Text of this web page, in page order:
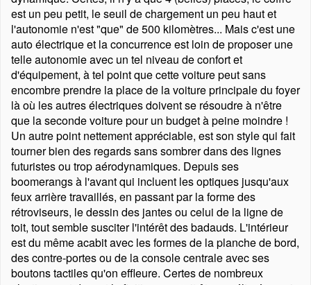
est un peu petit, le seuil de chargement un peu haut et
l'autonomie n'est que de 500 kilomètres... Mais c'est une
auto électrique et la concurrence est loin de proposer une
telle autonomie avec un tel niveau de confort et
d'équipement, à tel point que cette voiture peut sans
encombre prendre la place de la voiture principale du foyer
là où les autres électriques doivent se résoudre à n'être
que la seconde voiture pour un budget à peine moindre !
Un autre point nettement appréciable, est son style qui fait
tourner bien des regards sans sombrer dans des lignes
futuristes ou trop aérodynamiques. Depuis ses
boomerangs à l'avant qui incluent les optiques jusqu'aux
feux arrière travaillés, en passant par la forme des
rétroviseurs, le dessin des jantes ou celui de la ligne de
toit, tout semble susciter l'intérêt des badauds. L'intérieur
est du même acabit avec les formes de la planche de bord,
des contre-portes ou de la console centrale avec ses
boutons tactiles qu'on effleure. Certes de nombreux